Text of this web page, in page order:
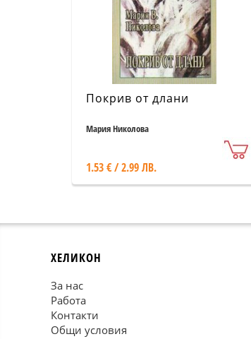
Покрив от длани
Мария Николова
1.53 € / 2.99 ЛВ.
ХЕЛИКОН
За нас
Работа
Контакти
Общи условия